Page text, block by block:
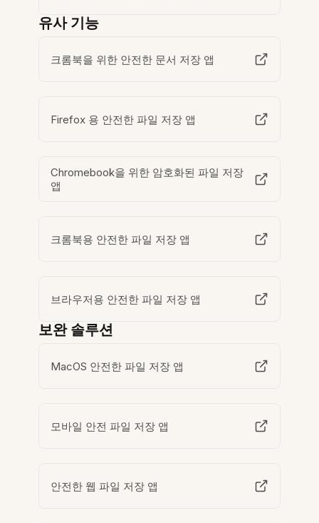
유사 기능
크롬북을 위한 안전한 문서 저장 앱
Firefox 용 안전한 파일 저장 앱
Chromebook을 위한 암호화된 파일 저장
앱
크롬북용 안전한 파일 저장 앱
브라우저용 안전한 파일 저장 앱
보완 솔루션
MacOS 안전한 파일 저장 앱
모바일 안전 파일 저장 앱
안전한 웹 파일 저장 앱